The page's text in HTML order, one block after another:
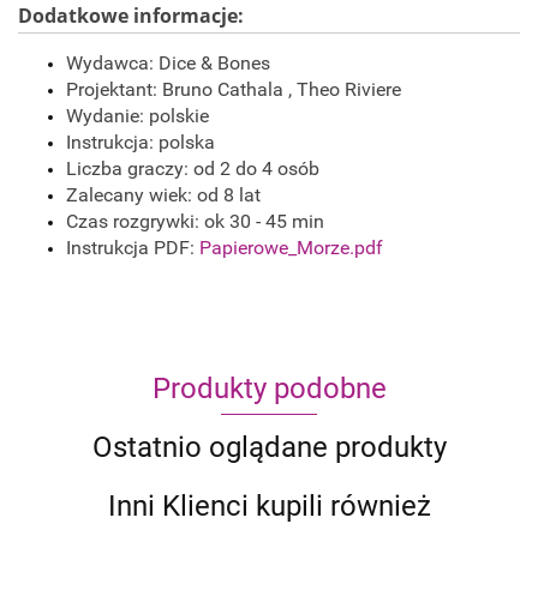
Dodatkowe informacje:
Wydawca: Dice & Bones
Projektant: Bruno Cathala , Theo Riviere
Wydanie: polskie
Instrukcja: polska
Liczba graczy: od 2 do 4 osób
Zalecany wiek: od 8 lat
Czas rozgrywki: ok 30 - 45 min
Instrukcja PDF: Papierowe_Morze.pdf
Produkty podobne
Ostatnio oglądane produkty
Inni Klienci kupili również